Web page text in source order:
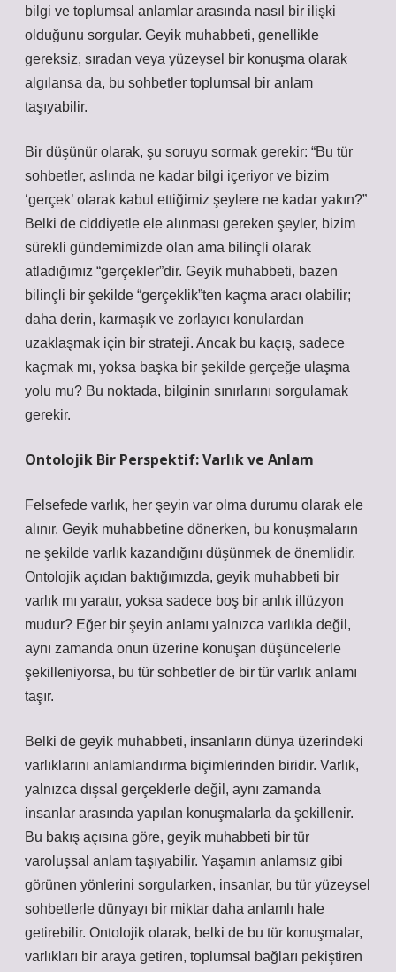
bilgi ve toplumsal anlamlar arasında nasıl bir ilişki
olduğunu sorgular. Geyik muhabbeti, genellikle
gereksiz, sıradan veya yüzeysel bir konuşma olarak
algılansa da, bu sohbetler toplumsal bir anlam
taşıyabilir.
Bir düşünür olarak, şu soruyu sormak gerekir: “Bu tür
sohbetler, aslında ne kadar bilgi içeriyor ve bizim
‘gerçek’ olarak kabul ettiğimiz şeylere ne kadar yakın?”
Belki de ciddiyetle ele alınması gereken şeyler, bizim
sürekli gündemimizde olan ama bilinçli olarak
atladığımız “gerçekler”dir. Geyik muhabbeti, bazen
bilinçli bir şekilde “gerçeklik”ten kaçma aracı olabilir;
daha derin, karmaşık ve zorlayıcı konulardan
uzaklaşmak için bir strateji. Ancak bu kaçış, sadece
kaçmak mı, yoksa başka bir şekilde gerçeğe ulaşma
yolu mu? Bu noktada, bilginin sınırlarını sorgulamak
gerekir.
Ontolojik Bir Perspektif: Varlık ve Anlam
Felsefede varlık, her şeyin var olma durumu olarak ele
alınır. Geyik muhabbetine dönerken, bu konuşmaların
ne şekilde varlık kazandığını düşünmek de önemlidir.
Ontolojik açıdan baktığımızda, geyik muhabbeti bir
varlık mı yaratır, yoksa sadece boş bir anlık illüzyon
mudur? Eğer bir şeyin anlamı yalnızca varlıkla değil,
aynı zamanda onun üzerine konuşan düşüncelerle
şekilleniyorsa, bu tür sohbetler de bir tür varlık anlamı
taşır.
Belki de geyik muhabbeti, insanların dünya üzerindeki
varlıklarını anlamlandırma biçimlerinden biridir. Varlık,
yalnızca dışsal gerçeklerle değil, aynı zamanda
insanlar arasında yapılan konuşmalarla da şekillenir.
Bu bakış açısına göre, geyik muhabbeti bir tür
varoluşsal anlam taşıyabilir. Yaşamın anlamsız gibi
görünen yönlerini sorgularken, insanlar, bu tür yüzeysel
sohbetlerle dünyayı bir miktar daha anlamlı hale
getirebilir. Ontolojik olarak, belki de bu tür konuşmalar,
varlıkları bir araya getiren, toplumsal bağları pekiştiren